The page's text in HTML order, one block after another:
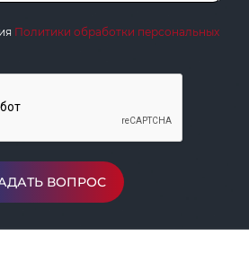
Политики обработки персональных
ВОПРОС